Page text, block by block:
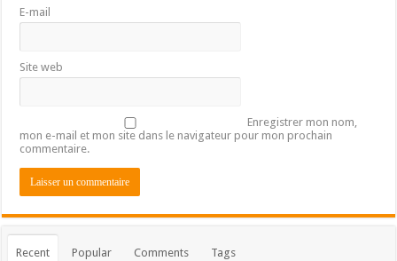
E-mail
Site web
Enregistrer mon nom,
mon e-mail et mon site dans le navigateur pour mon prochain
commentaire.
Recent Popular Comments Tags